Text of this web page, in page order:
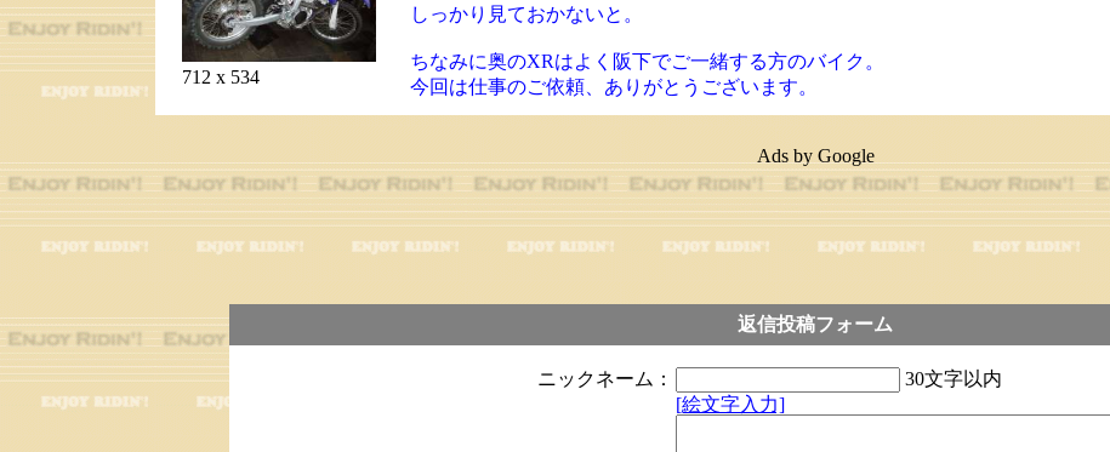
712 x 534
しっかり見ておかないと。
ちなみに奥のXRはよく阪下でご一緒する方のバイク。
今回は仕事のご依頼、ありがとうございます。
Ads by Google
返信投稿フォーム
ニックネーム： 30文字以内
[絵文字入力]